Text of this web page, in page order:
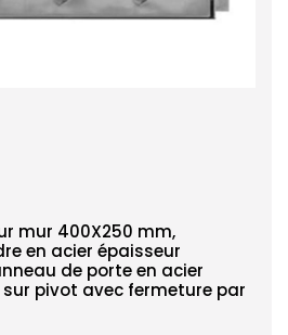
mur 400X250 mm,
en acier épaisseur
de porte en acier
sur pivot avec fermeture par